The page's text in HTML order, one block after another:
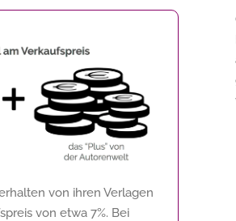
von ihren Verlagen
von etwa 7%. Bei